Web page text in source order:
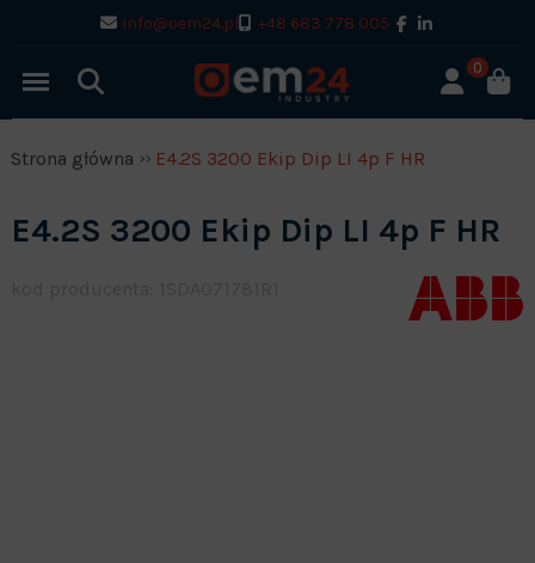
info@oem24.pl +48 683 778 005
0
Strona główna E4.2S 3200 Ekip Dip LI 4p F HR
E4.2S 3200 Ekip Dip LI 4p F HR